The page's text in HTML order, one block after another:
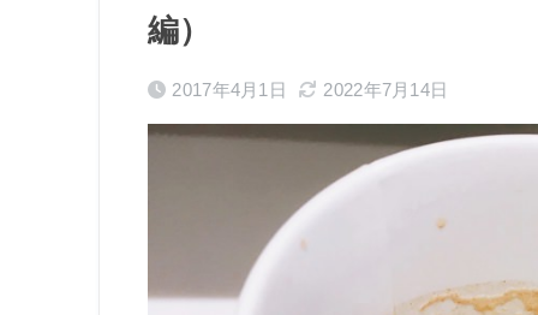
編）
2017年4月1日 2022年7月14日